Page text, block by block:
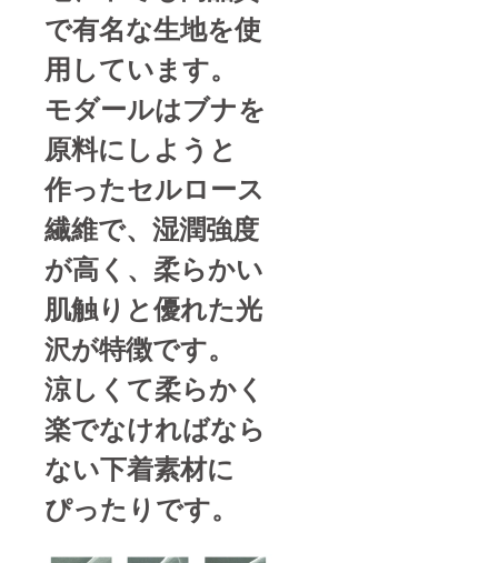
で有名な生地を使
用しています。
モダールはブナを
原料にしようと
作ったセルロース
繊維で、湿潤強度
が高く、柔らかい
肌触りと優れた光
沢が特徴です。
涼しくて柔らかく
楽でなければなら
ない下着素材に
ぴったりです。